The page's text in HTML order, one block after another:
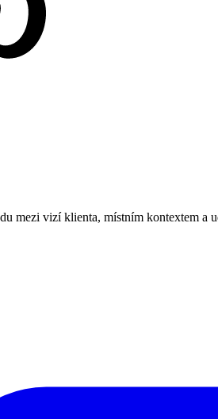
mezi vizí klienta, místním kontextem